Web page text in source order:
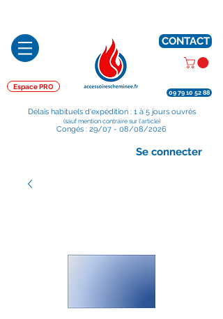
Espace PRO
CONTACT
09 79 10 52 88
Délais habituels d'expédition : 1 à 5 jours ouvrés
(sauf mention contraire sur l'article)
Congés : 29/07 - 08/08/2026
Se connecter